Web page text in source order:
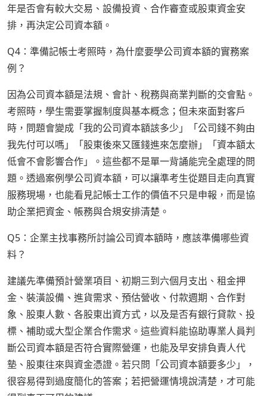
年是否會有較大交易、設備投資、合作審查或股東資金安
排，再決定公司資本額。
Q4：準備記帳士考照時，為什麼要學公司資本額的實務案
例？
因為公司資本額是法規、會計、稅務與商業判斷的交會點。
考照時，學生需要掌握制度與基本概念；但未來面對客戶
時，問題會變成「我的公司資本額該多少」「公司錢不夠由
我先付可以嗎」「股東後來又匯錢進來怎麼辦」「資本額太
低會不會影響合作」。這些都不是單一背誦能完全處理的問
題。透過案例學公司資本額，可以讓準考生從題目走向真實
服務現場，也能看見記帳士工作的價值不只是申報，而是協
助企業把資金、帳務與合規安排清楚。
Q5：企業主找事務所討論公司資本額時，應該準備哪些資
料？
建議先準備預計營業項目、初期三到六個月支出、租金押
金、裝潢設備、進貨需求、預估營收、付款週期、合作對
象、股東人數、各股東出資方式，以及是否有銀行貸款、投
標、補助或大型企業合作需求。這些資料能協助專業人員判
斷公司資本額是否符合實際營運，也能及早安排負責人代
墊、股東往來與資金憑證。若只問「公司資本額要多少」，
很容易得到過度簡化的答案；若把營運情境說清楚，才可能